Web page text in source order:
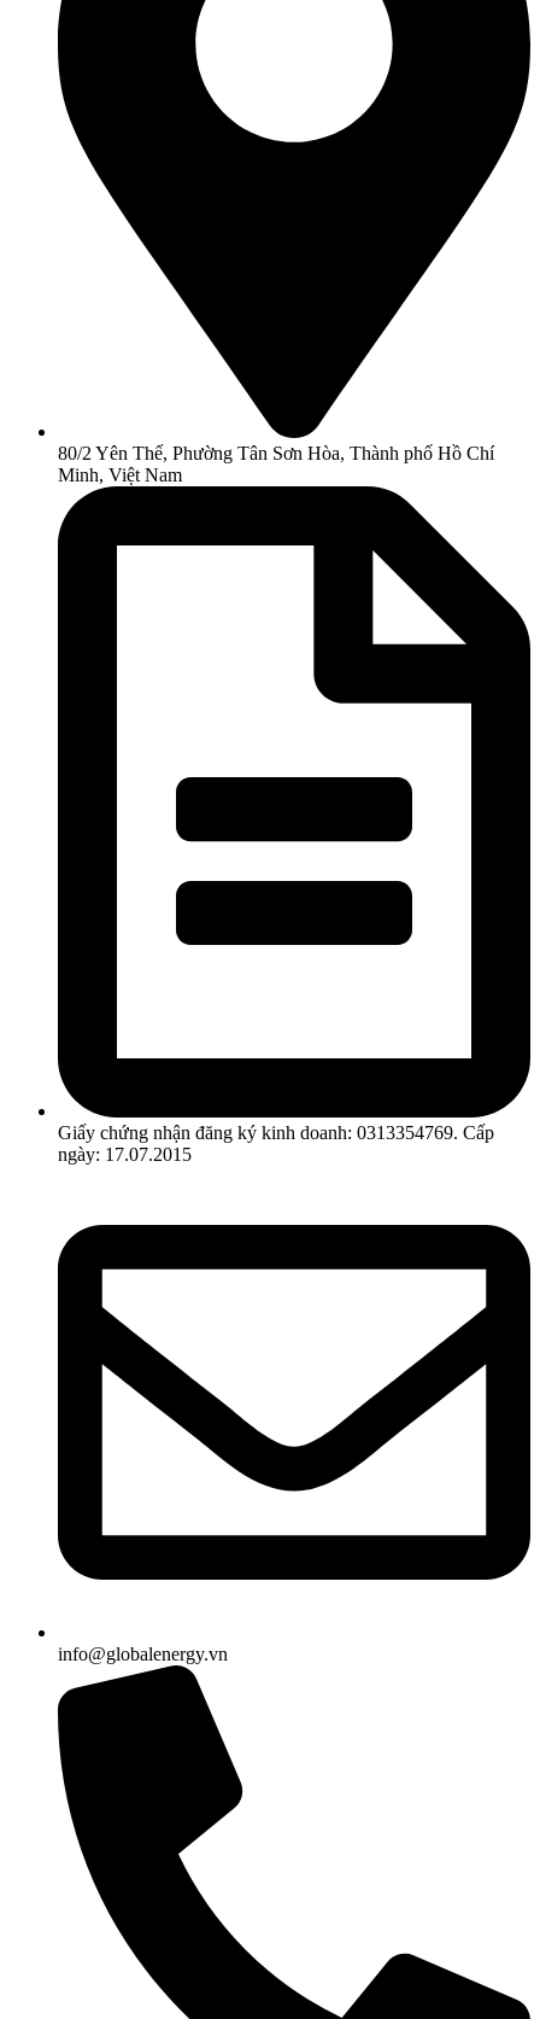
80/2 Yên Thế, Phường Tân Sơn Hòa, Thành phố Hồ Chí
Minh, Việt Nam
Giấy chứng nhận đăng ký kinh doanh: 0313354769. Cấp
ngày: 17.07.2015
info@globalenergy.vn